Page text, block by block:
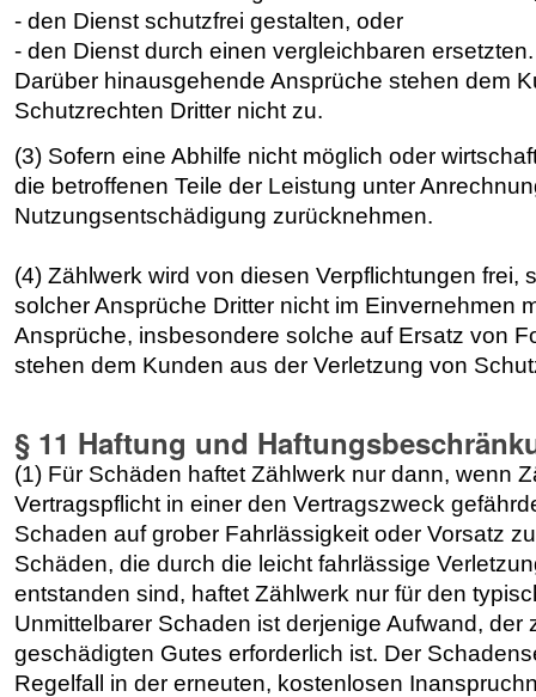
- den Dienst schutzfrei gestalten, oder
- den Dienst durch einen vergleichbaren ersetzten.
Darüber hinausgehende Ansprüche stehen dem
Schutzrechten Dritter nicht zu.
(3) Sofern eine Abhilfe nicht möglich oder
die betroffenen Teile der Leistung unter
Nutzungsentschädigung zurücknehmen.
(4) Zählwerk wird von diesen Verpflichtungen frei,
solcher Ansprüche Dritter nicht im Einvernehmen
Ansprüche, insbesondere solche auf Ersatz von
stehen dem Kunden aus der Verletzung von
§ 11 Haftung und
(1) Für Schäden haftet Zählwerk nur dann, wenn
Vertragspflicht in einer den Vertragszweck
Schaden auf grober Fahrlässigkeit oder Vorsatz
Schäden, die durch die leicht fahrlässige
entstanden sind, haftet Zählwerk nur für den
Unmittelbarer Schaden ist derjenige Aufwand, der
geschädigten Gutes erforderlich ist. Der
Regelfall in der erneuten, kostenlosen